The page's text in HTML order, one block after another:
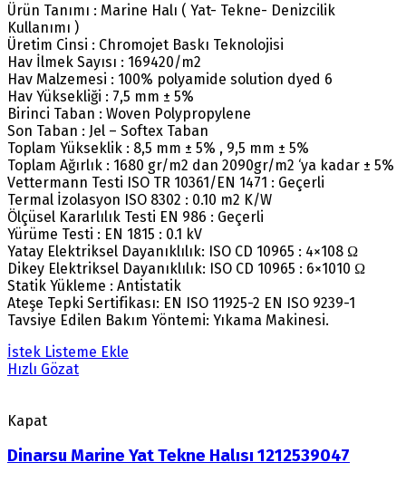
Ürün Tanımı : Marine Halı ( Yat- Tekne- Denizcilik
Kullanımı )
Üretim Cinsi : Chromojet Baskı Teknolojisi
Hav İlmek Sayısı : 169420/m2
Hav Malzemesi : 100% polyamide solution dyed 6
Hav Yüksekliği : 7,5 mm ± 5%
Birinci Taban : Woven Polypropylene
Son Taban : Jel – Softex Taban
Toplam Yükseklik : 8,5 mm ± 5% , 9,5 mm ± 5%
Toplam Ağırlık : 1680 gr/m2 dan 2090gr/m2 ‘ya kadar ± 5%
Vettermann Testi ISO TR 10361/EN 1471 : Geçerli
Termal İzolasyon ISO 8302 : 0.10 m2 K/W
Ölçüsel Kararlılık Testi EN 986 : Geçerli
Yürüme Testi : EN 1815 : 0.1 kV
Yatay Elektriksel Dayanıklılık: ISO CD 10965 : 4×108 Ω
Dikey Elektriksel Dayanıklılık: ISO CD 10965 : 6×1010 Ω
Statik Yükleme : Antistatik
Ateşe Tepki Sertifikası: EN ISO 11925-2 EN ISO 9239-1
Tavsiye Edilen Bakım Yöntemi: Yıkama Makinesi.
İstek Listeme Ekle
Hızlı Gözat
Kapat
Dinarsu Marine Yat Tekne Halısı 1212539047